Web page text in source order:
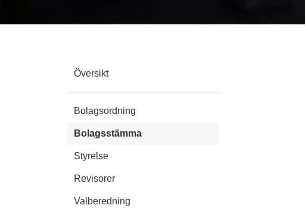
Översikt
Bolagsordning
Bolagsstämma
Styrelse
Revisorer
Valberedning